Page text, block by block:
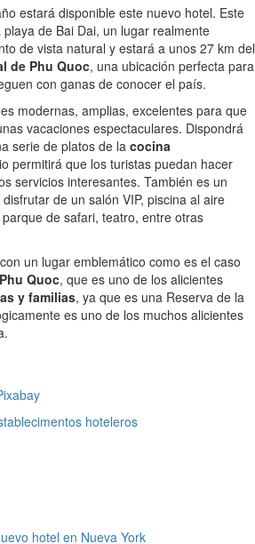
estará disponible este nuevo hotel. Este
de Bai Dai, un lugar realmente
de vista natural y estará a unos 27 km del
de Phu Quoc, una ubicación perfecta para
con ganas de conocer el país.
modernas, amplias, excelentes para que
vacaciones espectaculares. Dispondrá
serie de platos de la cocina
permitirá que los turistas puedan hacer
servicios interesantes. También es un
de un salón VIP, piscina al aire
de safari, teatro, entre otras
un lugar emblemático como es el caso
Quoc, que es uno de los alicientes
y familias, ya que es una Reserva de la
es uno de los muchos alicientes
hoteleros
hotel en Nueva York